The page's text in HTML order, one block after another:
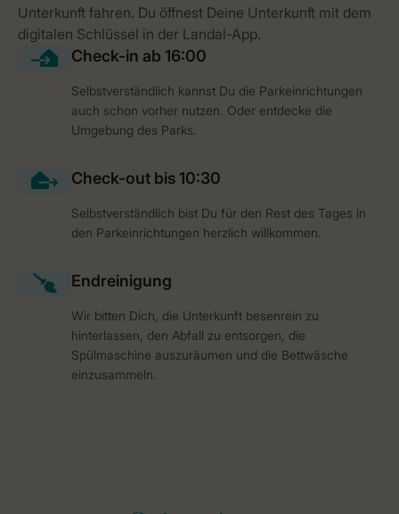
Selbstverständlich kannst Du die Parkeinrichtungen
auch schon vorher nutzen. Oder entdecke die
Umgebung des Parks.
Selbstverständlich bist Du für den Rest des Tages in
den Parkeinrichtungen herzlich willkommen.
Wir bitten Dich, die Unterkunft besenrein zu
hinterlassen, den Abfall zu entsorgen, die
Spülmaschine auszuräumen und die Bettwäsche
einzusammeln.